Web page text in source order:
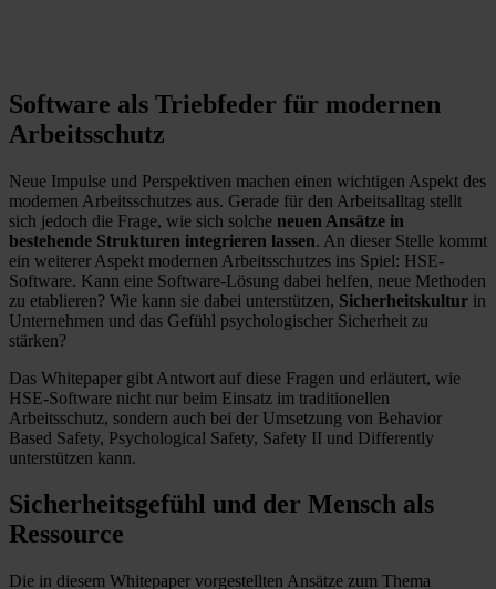
Software als Triebfeder für modernen
Arbeitsschutz
Neue Impulse und Perspektiven machen einen wichtigen Aspekt des
modernen Arbeitsschutzes aus. Gerade für den Arbeitsalltag stellt
sich jedoch die Frage, wie sich solche neuen Ansätze in
bestehende Strukturen integrieren lassen. An dieser Stelle kommt
ein weiterer Aspekt modernen Arbeitsschutzes ins Spiel: HSE-
Software. Kann eine Software-Lösung dabei helfen, neue Methoden
zu etablieren? Wie kann sie dabei unterstützen, Sicherheitskultur in
Unternehmen und das Gefühl psychologischer Sicherheit zu
stärken?
Das Whitepaper gibt Antwort auf diese Fragen und erläutert, wie
HSE-Software nicht nur beim Einsatz im traditionellen
Arbeitsschutz, sondern auch bei der Umsetzung von Behavior
Based Safety, Psychological Safety, Safety II und Differently
unterstützen kann.
Sicherheitsgefühl und der Mensch als
Ressource
Die in diesem Whitepaper vorgestellten Ansätze zum Thema